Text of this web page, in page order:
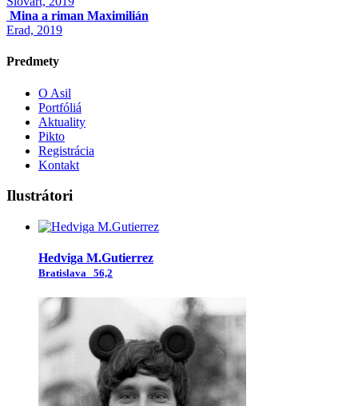
Mina a riman Maximilián
Erad, 2019
Predmety
O Asil
Portfóliá
Aktuality
Pikto
Registrácia
Kontakt
Ilustrátori
Hedviga M.Gutierrez
Bratislava 56,2